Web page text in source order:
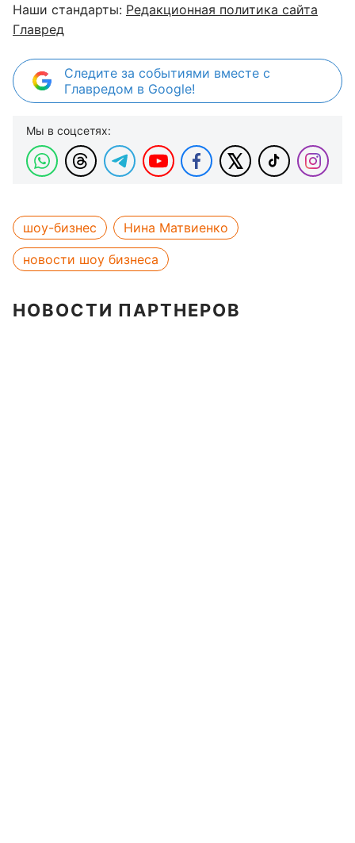
Наши стандарты: Редакционная политика сайта
Главред
Следите за событиями вместе с
Главредом в Google!
Мы в соцсетях:
шоу-бизнес
Нина Матвиенко
новости шоу бизнеса
НОВОСТИ ПАРТНЕРОВ